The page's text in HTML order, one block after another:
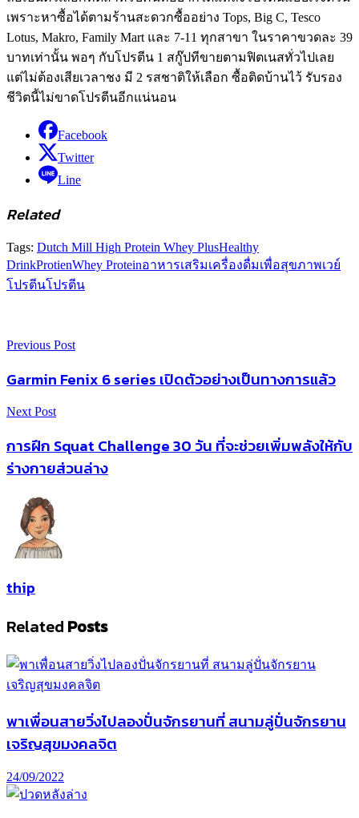
เพราะหาซื้อได้ตามร้านสะดวกซื้ออย่าง Tops, Big C, Tesco
Lotus, Makro, Family Mart และ 7-11 ทุกสาขา ในราคาขวดละ 39
บาทเท่านั้น พอๆ กับโปรตีน 1 สกู๊ปทีขายตามฟิตเนสทั่วไปเลย
แต่ไม่ต้องเสียเวลาชง มี 2 รสชาติให้เลือก ซื้อติดบ้านไว้ รับรอง
ชีวิตนี้ไม่ขาดโปรตีนอีกแน่นอน
Facebook
Twitter
Line
Related
Tags: Dutch Mill High Protein Whey PlusHealthy
DrinkProtienWhey Proteinอาหารเสริมเครื่องดื่มเพื่อสุขภาพเวย์
โปรตีนโปรตีน
Previous Post
Garmin Fenix ​​6 series เปิดตัวอย่างเป็นทางการแล้ว
Next Post
การฝึก Squat Challenge 30 วัน ที่จะช่วยเพิ่มพลังให้กับ
ร่างกายส่วนล่าง
thip
Related Posts
พาเพื่อนสายวิ่งไปลองปั่นจักรยานที่ สนามลู่ปั่นจักรยาน
เจริญสุขมงคลจิต
24/09/2022